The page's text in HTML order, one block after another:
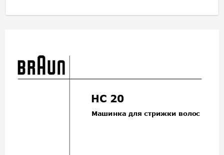
HC 20
Машинка для стрижки волос